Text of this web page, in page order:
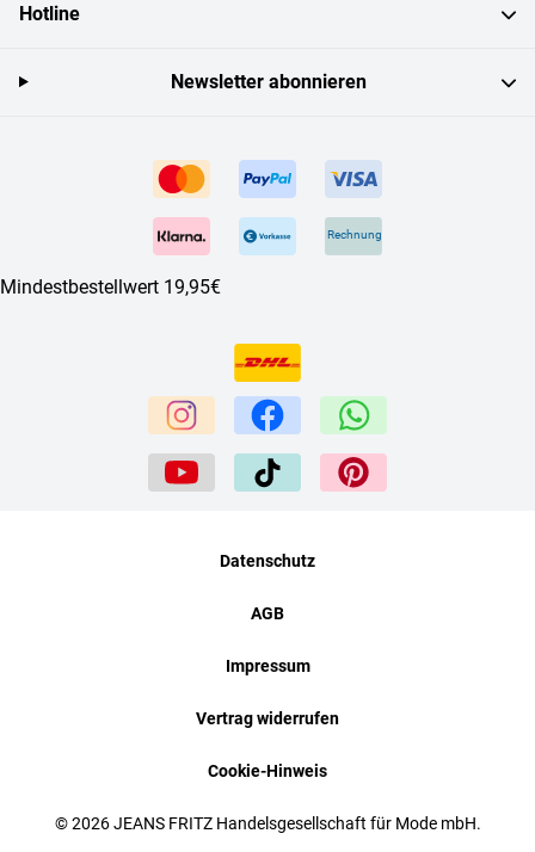
Hotline
Rechnung
Mindestbestellwert 19,95€
Newsletter abonnieren
© 2026 JEANS FRITZ Handelsgesellschaft für Mode mbH.
Datenschutz
AGB
Impressum
Vertrag widerrufen
Cookie-Hinweis